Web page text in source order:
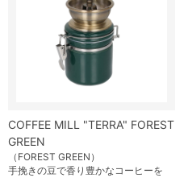
COFFEE MILL "TERRA" FOREST
GREEN
（FOREST GREEN）
手挽きの豆で香り豊かなコーヒーを